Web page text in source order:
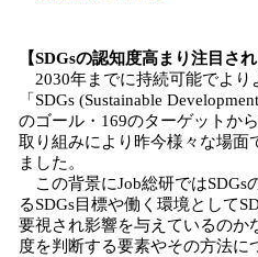
【SDGsの認知度高まり注目さ
2030年までに持続可能でより
「SDGs (Sustainable
のゴール・169のターゲットか
取り組みにより昨今様々な場面
ました。
この背景にJob総研ではSDGs
るSDGs目標や働く環境として
要視され影響を与えているのか
度を判断する要素やその方法に